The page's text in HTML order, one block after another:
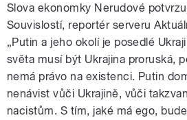
Slova ekonomky Nerudové
Souvislostí, reportér serveru
„Putin a jeho okolí je posedlé
světa musí být Ukrajina proruská,
nemá právo na existenci. Putin
nenávist vůči Ukrajině, vůči
nacistům. S tím, jaké má ego,